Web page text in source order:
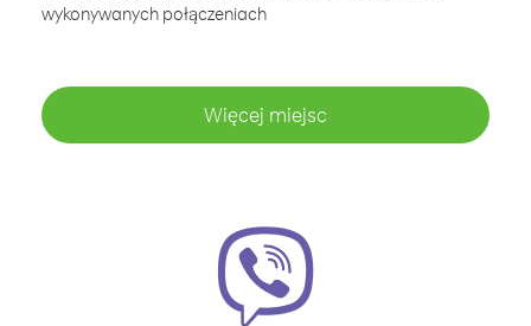
wykonywanych połączeniach
Więcej miejsc